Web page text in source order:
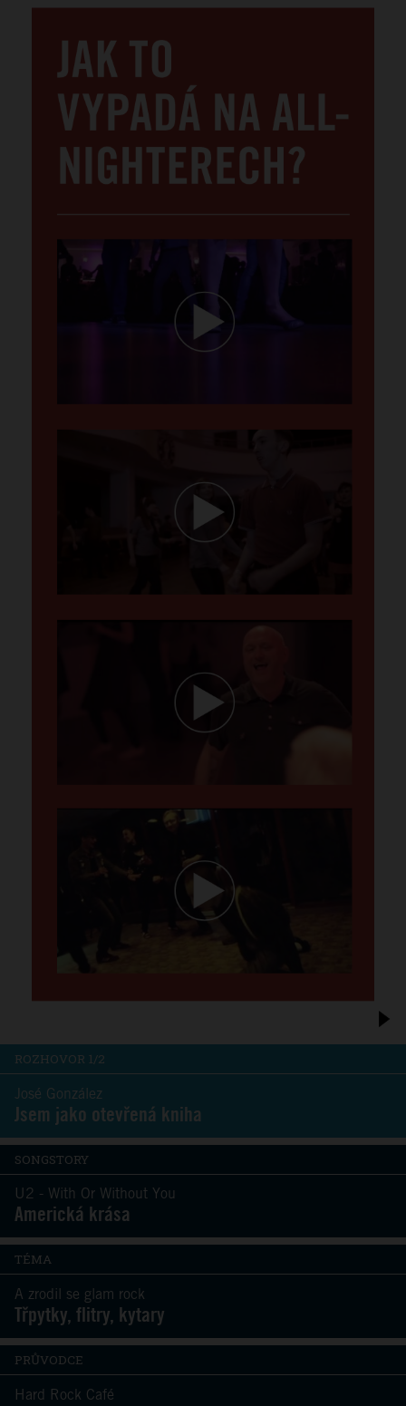
ROZHOVOR 1/2
José González
Jsem jako otevřená kniha
SONGSTORY
U2 - With Or Without You
Americká krása
TÉMA
A zrodil se glam rock
Třpytky, flitry, kytary
PRŮVODCE
Hard Rock Café